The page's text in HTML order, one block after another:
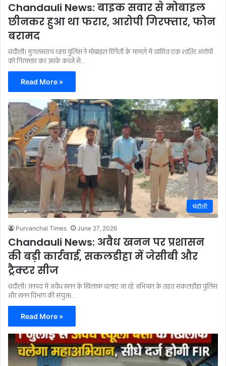
Chandauli News: बाइक सवार से मोबाइल
छीनकर हुआ था फरार, आरोपी गिरफ्तार, फोन
बरामद
चंदौली। मुगलसराय थाना पुलिस ने मोबाइल छिनैती के मामले में वांछित एक शातिर आरोपी
को गिरफ्तार कर उसके कब्जे से…
Read More »
चंदौली
Purvanchal Times June 27, 2026
Chandauli News: अवैध खनन पर प्रशासन
की बड़ी कार्रवाई, सकलडीहा में जेसीबी और
ट्रैक्टर सीज
चंदौली। जनपद में अवैध खनन के खिलाफ चलाए जा रहे अभियान के तहत सकलडीहा पुलिस
और खनन विभाग की संयुक्त…
Read More »